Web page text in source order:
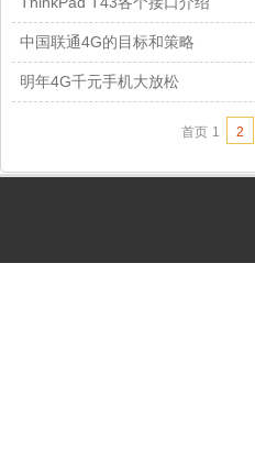
中国联通4G的目标和策略
明年4G千元手机大放松
首页 1 2